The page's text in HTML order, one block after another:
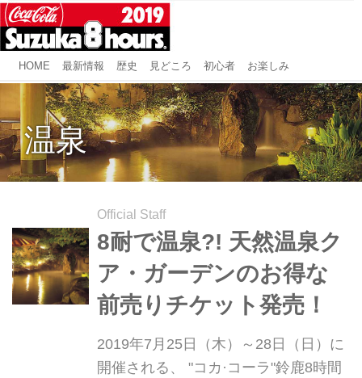
HOME 最新情報 歴史 見どころ 初心者 お楽しみ
温泉
Official Staff
8耐で温泉?! 天然温泉ク
ア・ガーデンのお得な
前売りチケット発売！
2019年7月25日（木）～28日（日）に
開催される、 "コカ·コーラ"鈴鹿8時間